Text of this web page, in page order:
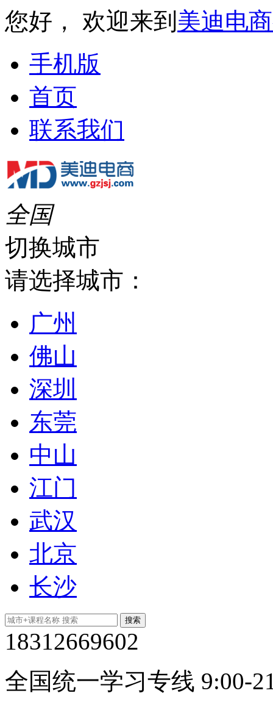
您好， 欢迎来到 美迪电
手机版
首页
联系我们
全国
切换城市
请选择城市：
广州
佛山
深圳
东莞
中山
江门
武汉
北京
长沙
18312669602
全国统一学习专线 9:00-